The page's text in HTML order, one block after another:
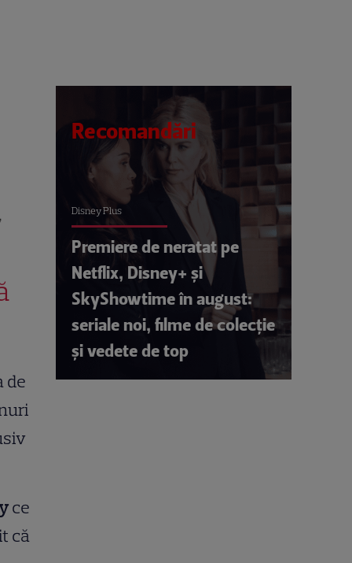
de
ce
că
Recomandări
Disney Plus
Premiere de neratat pe
Netflix, Disney+ și
SkyShowtime în august:
seriale noi, filme de colecție
și vedete de top